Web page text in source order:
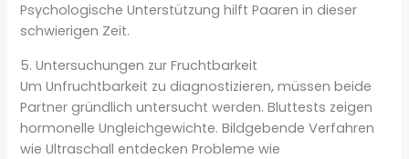
Psychologische Unterstützung hilft Paaren in dieser
schwierigen Zeit.
5. Untersuchungen zur Fruchtbarkeit
Um Unfruchtbarkeit zu diagnostizieren, müssen beide
Partner gründlich untersucht werden. Bluttests zeigen
hormonelle Ungleichgewichte. Bildgebende Verfahren
wie Ultraschall entdecken Probleme wie